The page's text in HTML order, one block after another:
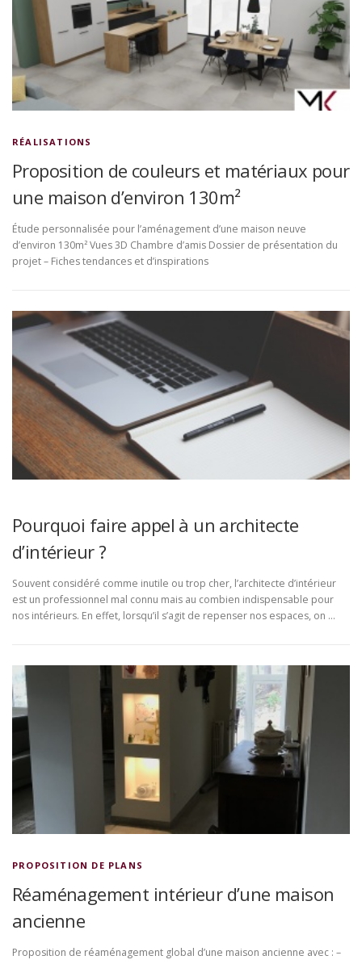
RÉALISATIONS
Proposition de couleurs et matériaux pour
une maison d’environ 130m²
Étude personnalisée pour l’aménagement d’une maison neuve
d’environ 130m² Vues 3D Chambre d’amis Dossier de présentation du
projet – Fiches tendances et d’inspirations
Pourquoi faire appel à un architecte
d’intérieur ?
Souvent considéré comme inutile ou trop cher, l’architecte d’intérieur
est un professionnel mal connu mais au combien indispensable pour
nos intérieurs. En effet, lorsqu’il s’agit de repenser nos espaces, on …
PROPOSITION DE PLANS
Réaménagement intérieur d’une maison
ancienne
Proposition de réaménagement global d’une maison ancienne avec : –